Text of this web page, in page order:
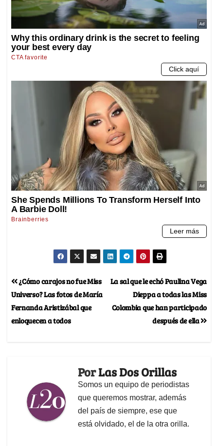
La sal que le echó Paulina Vega
Dieppa a todas las Miss
Colombia que han participado
después de ella
¿Cómo carajos no fue Miss
Universo? Las fotos de María
Fernanda Aristizábal que
enloquecen a todos
PorLas Dos Orillas
Somos un equipo de periodistas
que queremos mostrar, además
del país de siempre, ese que
está olvidado, el de la otra orilla.